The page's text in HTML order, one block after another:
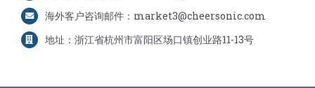
海外客户咨询邮件：market3@cheersonic.com
地址：浙江省杭州市富阳区场口镇创业路11-13号